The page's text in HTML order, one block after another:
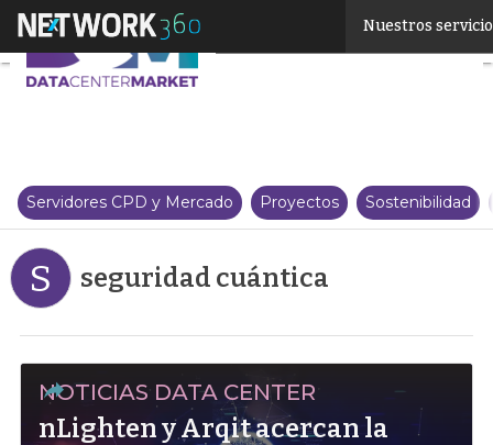
Nuestros
Servidores CPD y Mercado Proyectos Sostenibilidad
S seguridad cuántica
NOTICIAS DATA CENTER
nLighten y Arqit acercan la